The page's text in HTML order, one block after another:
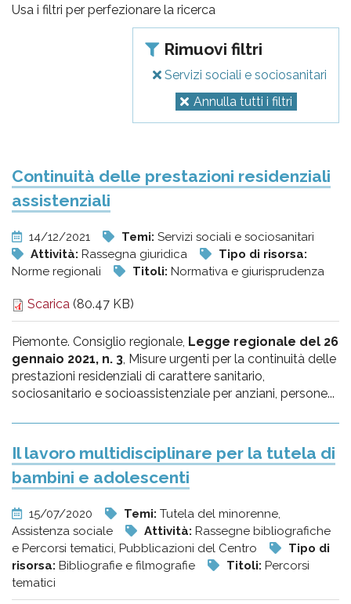
l'infanzia
l'adolescenza
Usa i filtri per perfezionare la ricerca
Rimuovi filtri
Servizi sociali e sociosanitari
Annulla tutti i filtri
Continuità delle prestazioni residenziali
assistenziali
14/12/2021 Temi: Servizi sociali e sociosanitari
Attività: Rassegna giuridica
Tipo di risorsa:
Norme regionali
Titoli: Normativa e giurisprudenza
Scarica (80.47 KB)
Piemonte. Consiglio regionale, Legge regionale del 26
gennaio 2021, n. 3, Misure urgenti per la continuità delle
prestazioni residenziali di carattere sanitario,
sociosanitario e socioassistenziale per anziani, persone...
Il lavoro multidisciplinare per la tutela di
bambini e adolescenti
15/07/2020 Temi: Tutela del minorenne,
Assistenza sociale
Attività: Rassegne bibliografiche
e Percorsi tematici, Pubblicazioni del Centro
Tipo di
risorsa: Bibliografie e filmografie Titoli: Percorsi
tematici